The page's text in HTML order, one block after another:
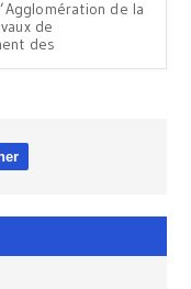
de la
de
des